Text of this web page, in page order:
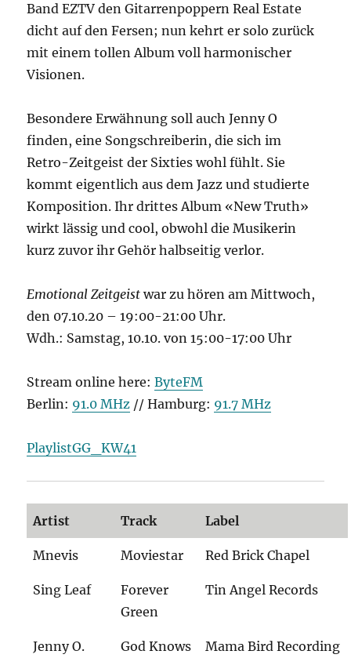
Band EZTV den Gitarrenpoppern Real Estate
dicht auf den Fersen; nun kehrt er solo zurück
mit einem tollen Album voll harmonischer
Visionen.
Besondere Erwähnung soll auch Jenny O
finden, eine Songschreiberin, die sich im
Retro-Zeitgeist der Sixties wohl fühlt. Sie
kommt eigentlich aus dem Jazz und studierte
Komposition. Ihr drittes Album «New Truth»
wirkt lässig und cool, obwohl die Musikerin
kurz zuvor ihr Gehör halbseitig verlor.
Emotional Zeitgeist war zu hören am Mittwoch,
den 07.10.20 – 19:00-21:00 Uhr.
Wdh.: Samstag, 10.10. von 15:00-17:00 Uhr
Stream online here:ByteFM
Berlin: 91.0 MHz // Hamburg: 91.7 MHz
PlaylistGG_KW41
Artist Track Label
Mnevis Moviestar Red Brick Chapel
Sing Leaf
Forever
Green
Tin Angel Records
Jenny O. God Knows Mama Bird Recording